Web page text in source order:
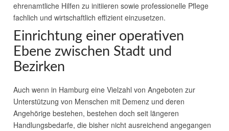
ehrenamtliche Hilfen zu initiieren sowie professionelle Pflege
fachlich und wirtschaftlich effizient einzusetzen.
Einrichtung einer operativen
Ebene zwischen Stadt und
Bezirken
Auch wenn in Hamburg eine Vielzahl von Angeboten zur
Unterstützung von Menschen mit Demenz und deren
Angehörige bestehen, bestehen doch seit längeren
Handlungsbedarfe, die bisher nicht ausreichend angegangen